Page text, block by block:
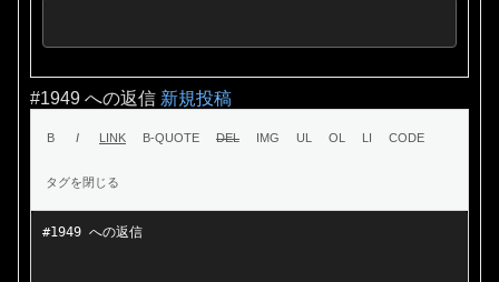
#1949 への返信 新規投稿